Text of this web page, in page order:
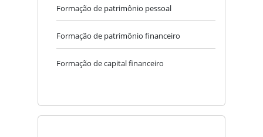
Formação de patrimônio pessoal
Formação de patrimônio financeiro
Formação de capital financeiro